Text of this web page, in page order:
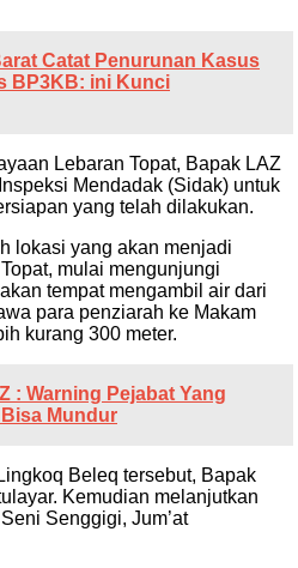
Catat Penurunan Kasus
BP3KB: ini Kunci
Lebaran Topat, Bapak LAZ
Mendadak (Sidak) untuk
yang telah dilakukan.
lokasi yang akan menjadi
mulai mengunjungi
tempat mengambil air dari
para penziarah ke Makam
kurang 300 meter.
: Warning Pejabat Yang
Mundur
Beleq tersebut, Bapak
Kemudian melanjutkan
Senggigi, Jum’at